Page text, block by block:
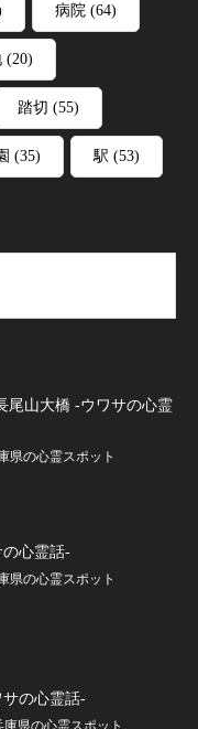
病院 (64)
(20)
踏切 (55)
(35) 駅 (53)
尾山大橋 -ウワサの心霊
県の心霊スポット
心霊話-
県の心霊スポット
の心霊話-
庫県の心霊スポット